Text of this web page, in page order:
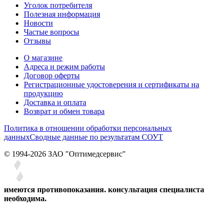
Уголок потребителя
Полезная информация
Новости
Частые вопросы
Отзывы
О магазине
Адреса и режим работы
Договор оферты
Регистрационные удостоверения и сертификаты на
продукцию
Доставка и оплата
Возврат и обмен товара
Политика в отношении обработки персональных
данныхСводные данные по результатам СОУТ
© 1994-2026 ЗАО ″Оптимедсервис″
имеются противопоказания. консультация специалиста
необходима.